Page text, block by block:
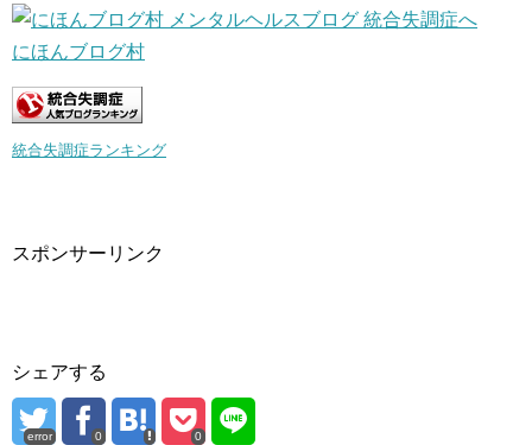
にほんブログ村
統合失調症ランキング
スポンサーリンク
シェアする
error 0 0